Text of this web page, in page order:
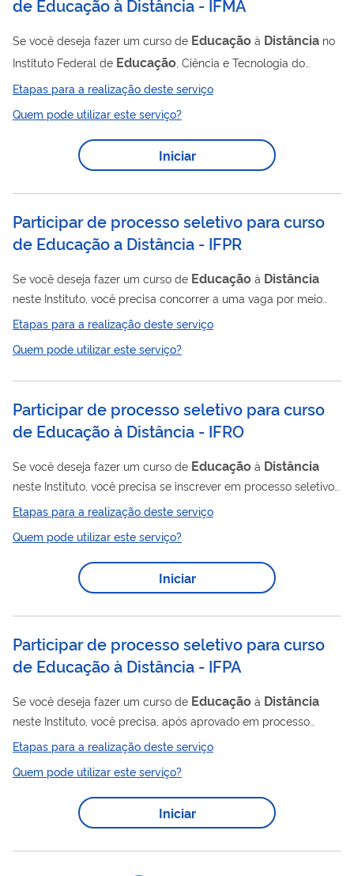
de Educação à Distância - IFMA
Se você deseja fazer um curso de Educação à Distância no
Instituto Federal de Educação , Ciência e Tecnologia do
Maranh ã o, você precisa concorrer a uma vaga por meio deste
serviço.
Etapas para a realização deste serviço
Quem pode utilizar este serviço?
Iniciar
Participar de processo seletivo para curso
de Educação a Distância - IFPR
Se você deseja fazer um curso de Educação à Distância
neste Instituto, você precisa concorrer a uma vaga por meio
deste serviço
Etapas para a realização deste serviço
Quem pode utilizar este serviço?
Participar de processo seletivo para curso
de Educação à Distância - IFRO
Se você deseja fazer um curso de Educação à Distância
neste Instituto, você precisa se inscrever em processo seletivo
com vagas abertas.
Etapas para a realização deste serviço
Quem pode utilizar este serviço?
Iniciar
Participar de processo seletivo para curso
de Educação à Distância - IFPA
Se você deseja fazer um curso de Educação à Distância
neste Instituto, você precisa, após aprovado em processo
seletivo, matricular-se no curso escolhido por meio deste
serviço.
Etapas para a realização deste serviço
Quem pode utilizar este serviço?
Iniciar